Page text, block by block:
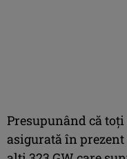
Presupunând că toți
asigurată în